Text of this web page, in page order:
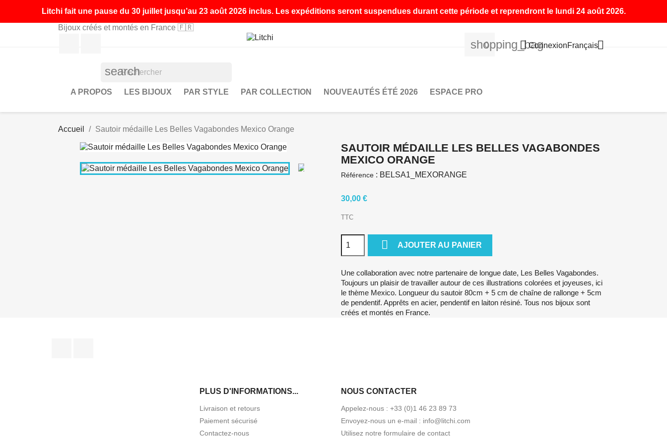
Litchi fait une pause du 30 juillet jusqu’au 23 août 2026 inclus. Les expéditions seront suspendues durant cette période et reprendront le lundi 24 août 2026.
Bijoux créés et montés en France 🇫🇷
search
shopping_bag
0  ConnexionFrançais
A PROPOS LES BIJOUX PAR STYLE PAR COLLECTION NOUVEAUTÉS ÉTÉ 2026 ESPACE PRO
Accueil Sautoir médaille Les Belles Vagabondes Mexico Orange
SAUTOIR MÉDAILLE LES BELLES VAGABONDES
MEXICO ORANGE
Référence : BELSA1_MEXORANGE
30,00 €
TTC
 AJOUTER AU PANIER
Une collaboration avec notre partenaire de longue date, Les Belles Vagabondes.
Toujours un plaisir de travailler autour de ces illustrations colorées et joyeuses, ici
le thème Mexico. Longueur du sautoir 80cm + 5 cm de chaîne de rallonge + 5cm
de pendentif. Apprêts en acier, pendentif en laiton résiné. Tous nos bijoux sont
créés et montés en France.
PLUS D'INFORMATIONS...
Livraison et retours
Paiement sécurisé
Contactez-nous
NOUS CONTACTER
Appelez-nous : +33 (0)1 46 23 89 73
Envoyez-nous un e-mail : info@litchi.com
Utilisez notre formulaire de contact